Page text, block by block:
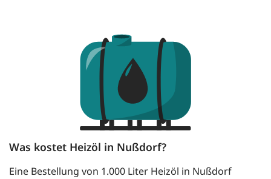
Was kostet Heizöl in Nußdorf?
Eine Bestellung von 1.000 Liter Heizöl in Nußdorf